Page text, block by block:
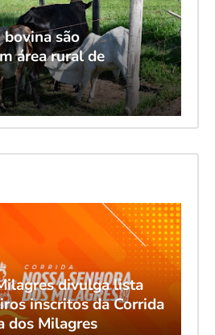
bovina são
área rural de
divulga lista
inscritos da Corrida
dos Milagres